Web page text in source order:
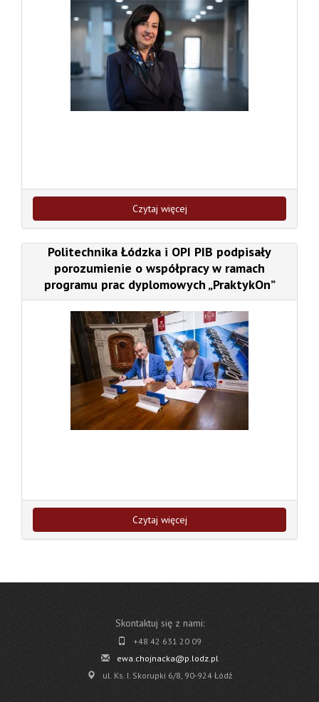
Czytaj więcej
Politechnika Łódzka i OPI PIB podpisały
porozumienie o współpracy w ramach
programu prac dyplomowych „PraktykOn”
Czytaj więcej
Skontaktuj się z nami:
+48 42 631 20 09
ewa.chojnacka@p.lodz.pl
ul. Ks. I. Skorupki 6/8, 90-924 Łódź